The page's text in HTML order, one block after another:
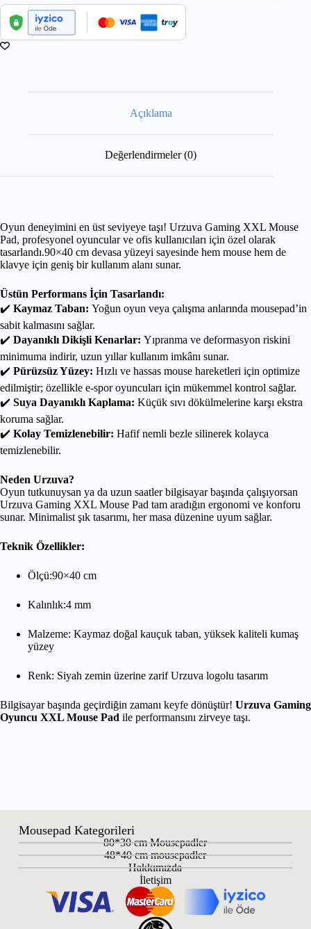
Açıklama
Değerlendirmeler (0)
Oyun deneyimini en üst seviyeye taşı! Urzuva Gaming XXL Mouse
Pad, profesyonel oyuncular ve ofis kullanıcıları için özel olarak
tasarlandı.90×40 cm devasa yüzeyi sayesinde hem mouse hem de
klavye için geniş bir kullanım alanı sunar.
Üstün Performans İçin Tasarlandı:
✔️ Kaymaz Taban: Yoğun oyun veya çalışma anlarında mousepad’in
sabit kalmasını sağlar.
✔️ Dayanıklı Dikişli Kenarlar: Yıpranma ve deformasyon riskini
minimuma indirir, uzun yıllar kullanım imkânı sunar.
✔️ Pürüzsüz Yüzey: Hızlı ve hassas mouse hareketleri için optimize
edilmiştir; özellikle e-spor oyuncuları için mükemmel kontrol sağlar.
✔️ Suya Dayanıklı Kaplama: Küçük sıvı dökülmelerine karşı ekstra
koruma sağlar.
✔️ Kolay Temizlenebilir: Hafif nemli bezle silinerek kolayca
temizlenebilir.
Neden Urzuva?
Oyun tutkunuysan ya da uzun saatler bilgisayar başında çalışıyorsan
Urzuva Gaming XXL Mouse Pad tam aradığın ergonomi ve konforu
sunar. Minimalist şık tasarımı, her masa düzenine uyum sağlar.
Teknik Özellikler:
Ölçü:90×40 cm
Kalınlık:4 mm
Malzeme: Kaymaz doğal kauçuk taban, yüksek kaliteli kumaş
yüzey
Renk: Siyah zemin üzerine zarif Urzuva logolu tasarım
Bilgisayar başında geçirdiğin zamanı keyfe dönüştür! Urzuva Gaming
Oyuncu XXL Mouse Pad ile performansını zirveye taşı.
Mousepad Kategorileri
80*30 cm Mousepadler
48*40 cm mousepadler
Hakkımızda
İletişim